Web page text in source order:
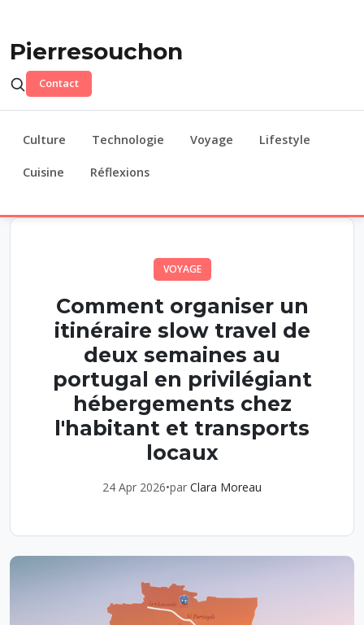
Pierresouchon
Contact
Culture Technologie Voyage Lifestyle
Cuisine Réflexions
VOYAGE
Comment organiser un
itinéraire slow travel de
deux semaines au
portugal en privilégiant
hébergements chez
l'habitant et transports
locaux
24 Apr 2026•par Clara Moreau